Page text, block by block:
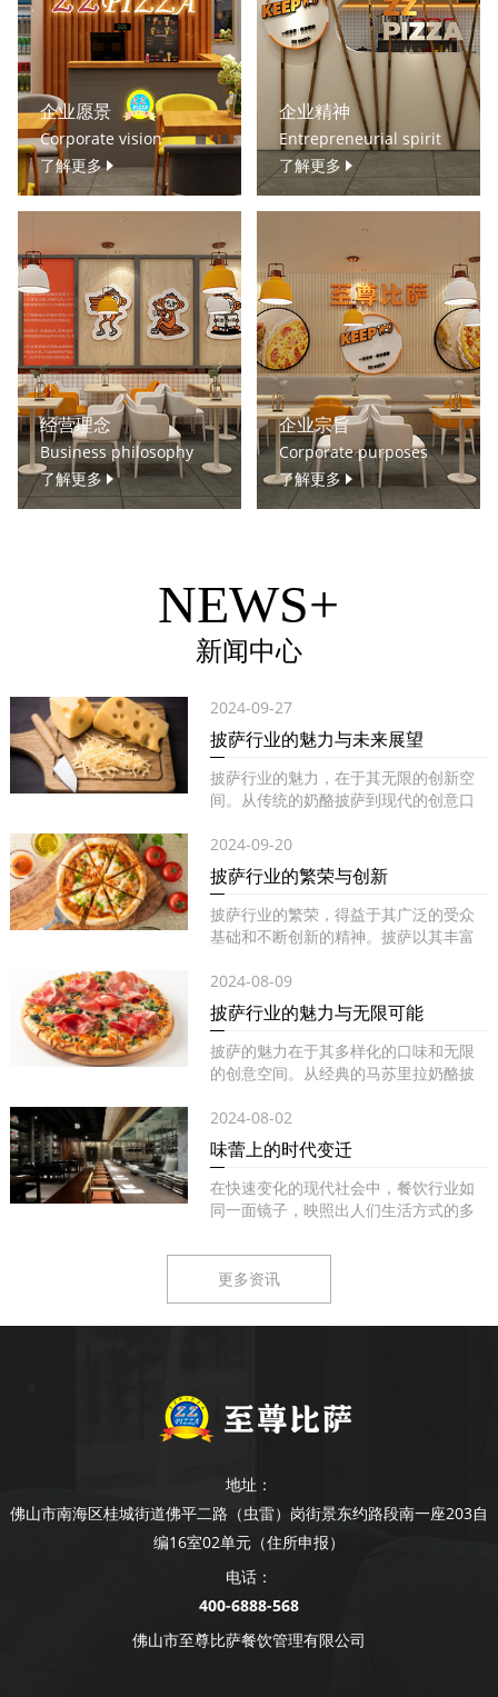
企业愿景
Corporate vision
了解更多
企业精神
Entrepreneurial spirit
了解更多
经营理念
Business philosophy
了解更多
企业宗旨
Corporate purposes
了解更多
NEWS+
新闻中心
2024-09-27
披萨行业的魅力与未来展望
披萨行业的魅力，在于其无限的创新空
间。从传统的奶酪披萨到现代的创意口
2024-09-20
披萨行业的繁荣与创新
披萨行业的繁荣，得益于其广泛的受众
基础和不断创新的精神。披萨以其丰富
2024-08-09
披萨行业的魅力与无限可能
披萨的魅力在于其多样化的口味和无限
的创意空间。从经典的马苏里拉奶酪披
2024-08-02
味蕾上的时代变迁
在快速变化的现代社会中，餐饮行业如
同一面镜子，映照出人们生活方式的多
更多资讯
地址：
佛山市南海区桂城街道佛平二路（虫雷）岗街景东约路段南一座203自
编16室02单元（住所申报）
电话：
400-6888-568
佛山市至尊比萨餐饮管理有限公司